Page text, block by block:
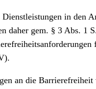
in den
daher gem. § 3 Abs.
an die